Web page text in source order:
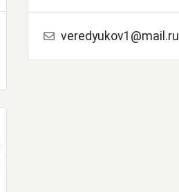
veredyukov1@mail.ru